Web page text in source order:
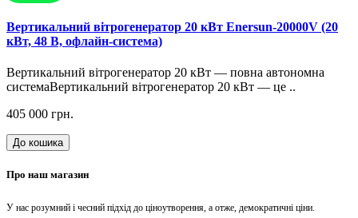
Вертикальний вітрогенератор 20 кВт Enersun-20000V (20
кВт, 48 В, офлайн-система)
Вертикальний вітрогенератор 20 кВт — повна автономна
системаВертикальний вітрогенератор 20 кВт — це ..
405 000 грн.
До кошика
Про наш магазин
У нас розумний і чесний підхід до ціноутворення, а отже, демократичні ціни.